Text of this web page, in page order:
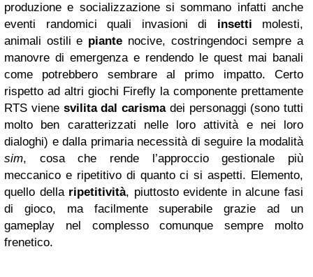
produzione e socializzazione si sommano infatti anche
eventi randomici quali invasioni di insetti molesti,
animali ostili e piante nocive, costringendoci sempre a
manovre di emergenza e rendendo le quest mai banali
come potrebbero sembrare al primo impatto. Certo
rispetto ad altri giochi Firefly la componente prettamente
RTS viene svilita dal carismadei personaggi (sono tutti
molto ben caratterizzati nelle loro attività e nei loro
dialoghi) e dalla primaria necessità di seguire la modalità
sim, cosa che rende l’approccio gestionale più
meccanico e ripetitivo di quanto ci si aspetti. Elemento,
quello della ripetitività, piuttosto evidente in alcune fasi
di gioco, ma facilmente superabile grazie ad un
gameplay nel complesso comunque sempre molto
frenetico.